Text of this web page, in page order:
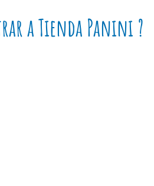
a Tienda Panini ?